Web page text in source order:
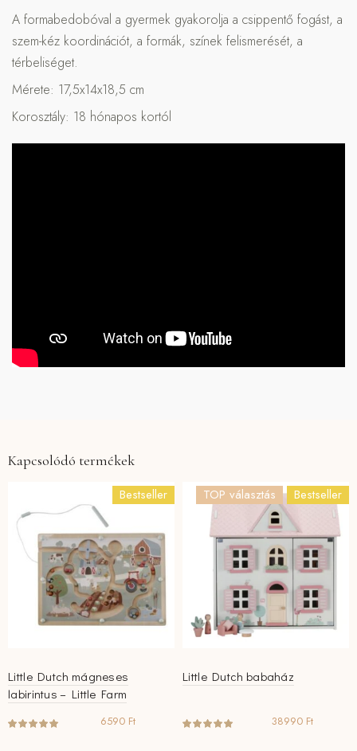
A formabedobóval a gyermek gyakorolja a csippentő fogást, a
szem-kéz koordinációt, a formák, színek felismerését, a
térbeliséget.
Mérete: 17,5x14x18,5 cm
Korosztály: 18 hónapos kortól
Kapcsolódó termékek
Bestseller
Little Dutch mágneses
labirintus – Little Farm
6590 Ft
TOP választás Bestseller
Little Dutch babaház
38990 Ft